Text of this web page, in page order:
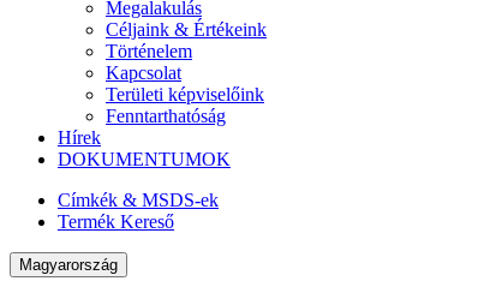
Megalakulás
Céljaink & Értékeink
Történelem
Kapcsolat
Területi képviselőink
Fenntarthatóság
Hírek
DOKUMENTUMOK
Címkék & MSDS-ek
Termék Kereső
Magyarország